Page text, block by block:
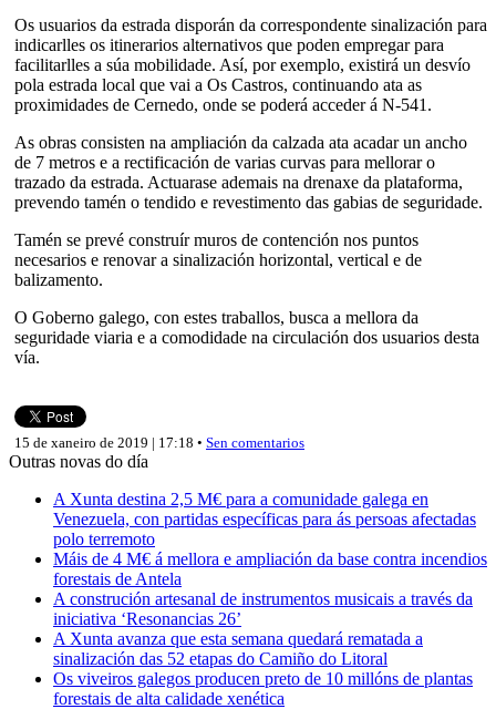
Os usuarios da estrada disporán da correspondente sinalización para
indicarlles os itinerarios alternativos que poden empregar para
facilitarlles a súa mobilidade. Así, por exemplo, existirá un desvío
pola estrada local que vai a Os Castros, continuando ata as
proximidades de Cernedo, onde se poderá acceder á N-541.
As obras consisten na ampliación da calzada ata acadar un ancho
de 7 metros e a rectificación de varias curvas para mellorar o
trazado da estrada. Actuarase ademais na drenaxe da plataforma,
prevendo tamén o tendido e revestimento das gabias de seguridade.
Tamén se prevé construír muros de contención nos puntos
necesarios e renovar a sinalización horizontal, vertical e de
balizamento.
O Goberno galego, con estes traballos, busca a mellora da
seguridade viaria e a comodidade na circulación dos usuarios desta
vía.
15 de xaneiro de 2019 | 17:18 • Sen comentarios
Outras novas do día
A Xunta destina 2,5 M€ para a comunidade galega en
Venezuela, con partidas específicas para ás persoas afectadas
polo terremoto
Máis de 4 M€ á mellora e ampliación da base contra incendios
forestais de Antela
A construción artesanal de instrumentos musicais a través da
iniciativa ‘Resonancias 26’
A Xunta avanza que esta semana quedará rematada a
sinalización das 52 etapas do Camiño do Litoral
Os viveiros galegos producen preto de 10 millóns de plantas
forestais de alta calidade xenética